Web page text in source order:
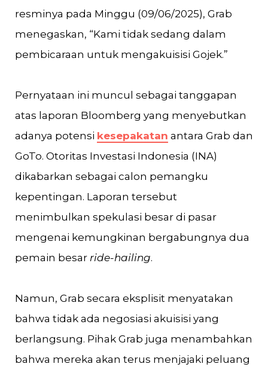
resminya pada Minggu (09/06/2025), Grab
menegaskan, “Kami tidak sedang dalam
pembicaraan untuk mengakuisisi Gojek.”
Pernyataan ini muncul sebagai tanggapan
atas laporan Bloomberg yang menyebutkan
adanya potensi kesepakatan antara Grab dan
GoTo. Otoritas Investasi Indonesia (INA)
dikabarkan sebagai calon pemangku
kepentingan. Laporan tersebut
menimbulkan spekulasi besar di pasar
mengenai kemungkinan bergabungnya dua
pemain besar ride-hailing.
Namun, Grab secara eksplisit menyatakan
bahwa tidak ada negosiasi akuisisi yang
berlangsung. Pihak Grab juga menambahkan
bahwa mereka akan terus menjajaki peluang